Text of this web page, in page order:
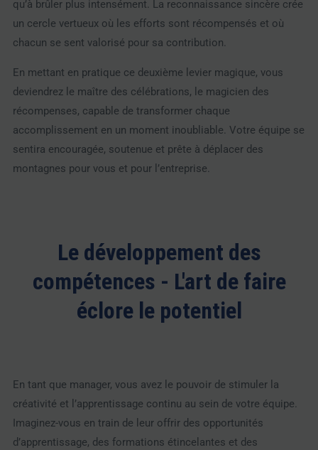
qu’à brûler plus intensément. La reconnaissance sincère crée
un cercle vertueux où les efforts sont récompensés et où
chacun se sent valorisé pour sa contribution.
En mettant en pratique ce deuxième levier magique, vous
deviendrez le maître des célébrations, le magicien des
récompenses, capable de transformer chaque
accomplissement en un moment inoubliable. Votre équipe se
sentira encouragée, soutenue et prête à déplacer des
montagnes pour vous et pour l’entreprise.
Le développement des
compétences - L'art de faire
éclore le potentiel
En tant que manager, vous avez le pouvoir de stimuler la
créativité et l’apprentissage continu au sein de votre équipe.
Imaginez-vous en train de leur offrir des opportunités
d’apprentissage, des formations étincelantes et des